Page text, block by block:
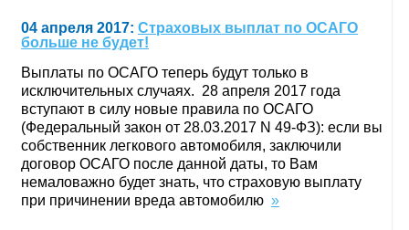
04 апреля 2017: Страховых выплат по ОСАГО
больше не будет!
Выплаты по ОСАГО теперь будут только в
исключительных случаях. 28 апреля 2017 года
вступают в силу новые правила по ОСАГО
(Федеральный закон от 28.03.2017 N 49-ФЗ): если вы
собственник легкового автомобиля, заключили
договор ОСАГО после данной даты, то Вам
немаловажно будет знать, что страховую выплату
при причинении вреда автомобилю »